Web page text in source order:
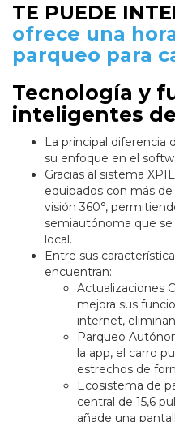
TE PUEDE
ofrece una
parqueo para
Tecnología y
inteligentes
La principal diferencia
su enfoque en el
Gracias al sistema
equipados con más
visión 360°,
semiautónoma que
local.
Entre sus
encuentran:
Actualizaciones
mejora sus
internet,
Parqueo
la app, el carro
estrechos de
Ecosistema de
central de 15,6
añade una